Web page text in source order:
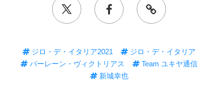
ジロ・デ・イタリア2021
ジロ・デ・イタリア
バーレーン・ヴィクトリアス
Team ユキヤ通信
新城幸也